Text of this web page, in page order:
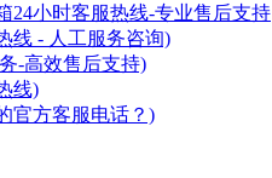
24小时客服热线-专业售后支持
线 - 人工服务咨询)
-高效售后支持)
线)
官方客服电话？)